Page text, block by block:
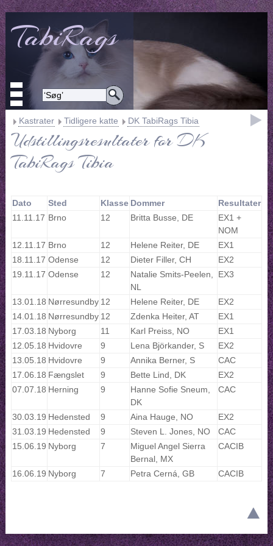
TabiRags
Kastrater Tidligere katte DK TabiRags Tibia
Udstillingsresultater for DK
TabiRags Tibia
Dato Sted Klasse Dommer
Resultater
11.11.17 Brno 12 Britta Busse, DE
EX1 +
NOM
12.11.17 Brno 12 Helene Reiter, DE
EX1
18.11.17 Odense 12 Dieter Filler, CH
EX2
19.11.17 Odense 12
Natalie Smits-Peelen,
NL
EX3
13.01.18 Nørresundby 12 Helene Reiter, DE
EX2
14.01.18 Nørresundby 12 Zdenka Heiter, AT
EX1
17.03.18 Nyborg 11 Karl Preiss, NO
EX1
12.05.18 Hvidovre 9 Lena Björkander, S
EX2
13.05.18 Hvidovre 9 Annika Berner, S
CAC
17.06.18 Fængslet 9 Bette Lind, DK
EX2
07.07.18 Herning 9
Hanne Sofie Sneum,
DK
CAC
30.03.19 Hedensted 9 Aina Hauge, NO
EX2
31.03.19 Hedensted 9 Steven L. Jones, NO
CAC
15.06.19 Nyborg 7
Miguel Angel Sierra
Bernal, MX
CACIB
16.06.19 Nyborg 7 Petra Cerná, GB CACIB